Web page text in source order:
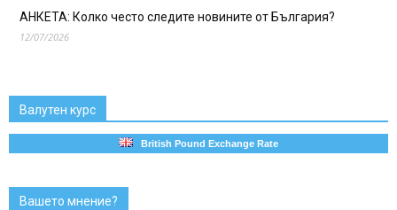
АНКЕТА: Колко често следите новините от България?
12/07/2026
Валутен курс
British Pound Exchange Rate
Вашето мнение?